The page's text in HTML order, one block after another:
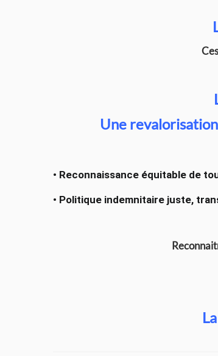
Une
• Reconnaissance équitable de
• Politique indemnitaire juste,